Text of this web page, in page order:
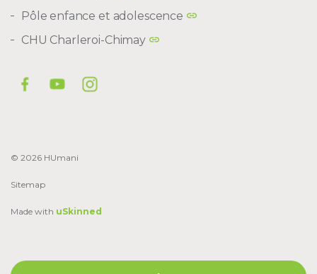
Pôle enfance et adolescence
CHU Charleroi-Chimay
© 2026 HUmani
Sitemap
Made with uSkinned